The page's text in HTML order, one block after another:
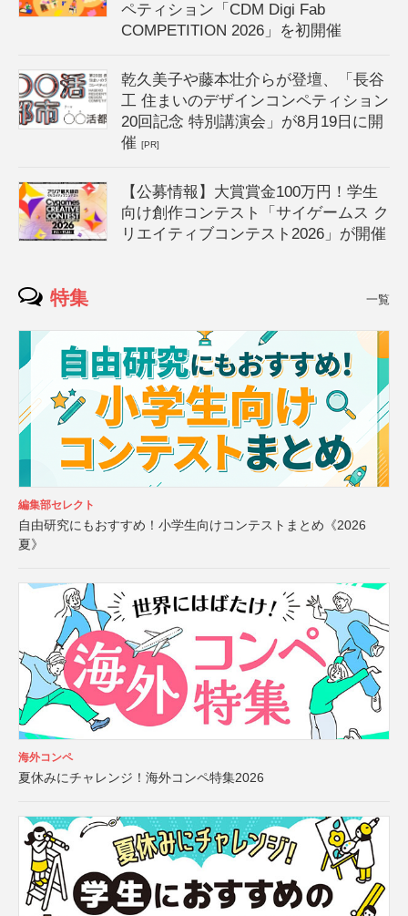
ペティション「CDM Digi Fab
COMPETITION 2026」を初開催
乾久美子や藤本壮介らが登壇、「長谷
工 住まいのデザインコンペティション
20回記念 特別講演会」が8月19日に開
催[PR]
【公募情報】大賞賞金100万円！学生
向け創作コンテスト「サイゲームス ク
リエイティブコンテスト2026」が開催
特集 一覧
編集部セレクト
自由研究にもおすすめ！小学生向けコンテストまとめ《2026
夏》
海外コンペ
夏休みにチャレンジ！海外コンペ特集2026